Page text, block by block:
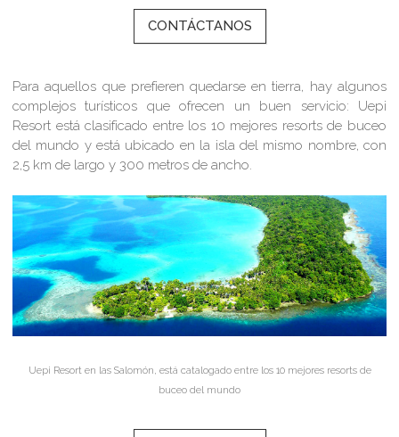
CONTÁCTANOS
Para aquellos que prefieren quedarse en tierra, hay algunos
complejos turísticos que ofrecen un buen servicio: Uepi
Resort está clasificado entre los 10 mejores resorts de buceo
del mundo y está ubicado en la isla del mismo nombre, con
2,5 km de largo y 300 metros de ancho.
Uepi Resort en las Salomón, está catalogado entre los 10 mejores resorts de
buceo del mundo